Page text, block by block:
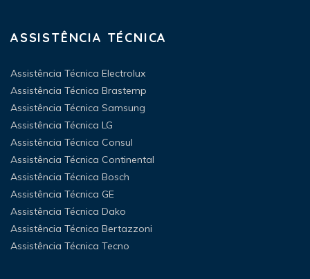
ASSISTÊNCIA TÉCNICA
Assistência Técnica Electrolux
Assistência Técnica Brastemp
Assistência Técnica Samsung
Assistência Técnica LG
Assistência Técnica Consul
Assistência Técnica Continental
Assistência Técnica Bosch
Assistência Técnica GE
Assistência Técnica Dako
Assistência Técnica Bertazzoni
Assistência Técnica Tecno